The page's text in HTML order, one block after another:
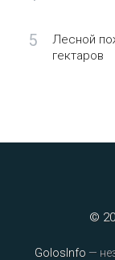
5
Лесной
гектаров
©
GolosInfo —